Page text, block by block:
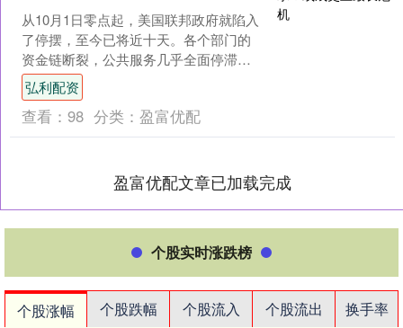
从10月1日零点起，美国联邦政府就陷入
了停摆，至今已将近十天。各个部门的
资金链断裂，公共服务几乎全面停滞。
国会两党围绕预算问题僵持不下，民主
党坚持将医疗补贴的延....
弘利配资
查看： 98 分类： 盈富优配
盈富优配文章已加载完成
个股实时涨跌榜
个股涨幅 个股跌幅 个股流入 个股流出
换手率